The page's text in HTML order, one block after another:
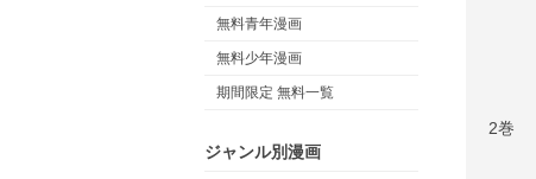
無料青年漫画
無料少年漫画
期間限定 無料一覧
ジャンル別漫画
2巻